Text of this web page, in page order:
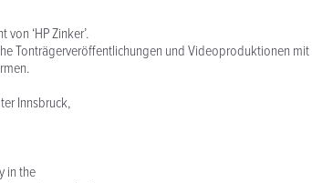
‘HP Zinker’.
Tonträgerveröffentlichungen und Videoproduktionen mit
Innsbruck,
in the